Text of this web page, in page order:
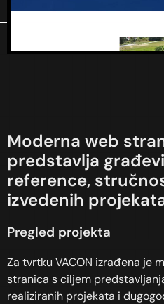
Moderna web
predstavlja
reference,
izvedenih
Pregled projekta
Za tvrtku VACON izrađena je
stranica s ciljem
realiziranih projekata i